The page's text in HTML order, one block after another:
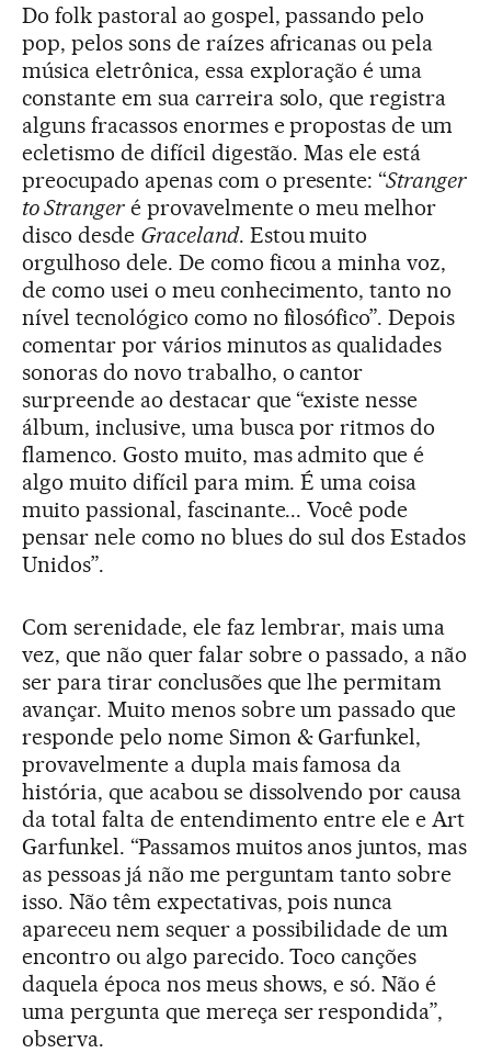
Do folk pastoral ao gospel, passando pelo
pop, pelos sons de raízes africanas ou pela
música eletrônica, essa exploração é uma
constante em sua carreira solo, que registra
alguns fracassos enormes e propostas de um
ecletismo de difícil digestão. Mas ele está
preocupado apenas com o presente: “Stranger
to Strangeré provavelmente o meu melhor
disco desde Graceland. Estou muito
orgulhoso dele. De como ficou a minha voz,
de como usei o meu conhecimento, tanto no
nível tecnológico como no filosófico”. Depois
comentar por vários minutos as qualidades
sonoras do novo trabalho, o cantor
surpreende ao destacar que “existe nesse
álbum, inclusive, uma busca por ritmos do
flamenco. Gosto muito, mas admito que é
algo muito difícil para mim. É uma coisa
muito passional, fascinante... Você pode
pensar nele como no blues do sul dos Estados
Unidos”.
Com serenidade, ele faz lembrar, mais uma
vez, que não quer falar sobre o passado, a não
ser para tirar conclusões que lhe permitam
avançar. Muito menos sobre um passado que
responde pelo nome Simon & Garfunkel,
provavelmente a dupla mais famosa da
história, que acabou se dissolvendo por causa
da total falta de entendimento entre ele e Art
Garfunkel. “Passamos muitos anos juntos, mas
as pessoas já não me perguntam tanto sobre
isso. Não têm expectativas, pois nunca
apareceu nem sequer a possibilidade de um
encontro ou algo parecido. Toco canções
daquela época nos meus shows, e só. Não é
uma pergunta que mereça ser respondida”,
observa.